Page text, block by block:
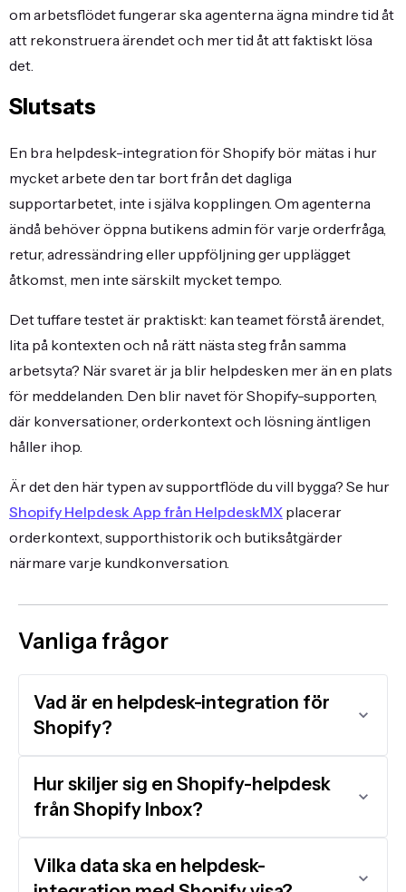
om arbetsflödet fungerar ska agenterna ägna mindre tid åt
att rekonstruera ärendet och mer tid åt att faktiskt lösa
det.
Slutsats
En bra helpdesk-integration för Shopify bör mätas i hur
mycket arbete den tar bort från det dagliga
supportarbetet, inte i själva kopplingen. Om agenterna
ändå behöver öppna butikens admin för varje orderfråga,
retur, adressändring eller uppföljning ger upplägget
åtkomst, men inte särskilt mycket tempo.
Det tuffare testet är praktiskt: kan teamet förstå ärendet,
lita på kontexten och nå rätt nästa steg från samma
arbetsyta? När svaret är ja blir helpdesken mer än en plats
för meddelanden. Den blir navet för Shopify-supporten,
där konversationer, orderkontext och lösning äntligen
håller ihop.
Är det den här typen av supportflöde du vill bygga? Se hur
Shopify Helpdesk App från HelpdeskMX placerar
orderkontext, supporthistorik och butiksåtgärder
närmare varje kundkonversation.
Vanliga frågor
Vad är en helpdesk-integration för
Shopify?
Hur skiljer sig en Shopify-helpdesk
från Shopify Inbox?
Vilka data ska en helpdesk-